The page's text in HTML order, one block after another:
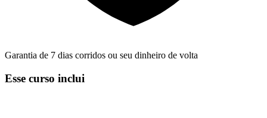
Garantia de 7 dias corridos ou seu dinheiro de volta
Esse curso inclui